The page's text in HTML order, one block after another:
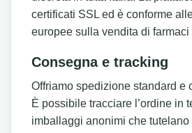
certificati SSL ed è conforme
europee sulla vendita di farmaci
Consegna e tracking
Offriamo spedizione standard e
È possibile tracciare l’ordine in
imballaggi anonimi che tutelano